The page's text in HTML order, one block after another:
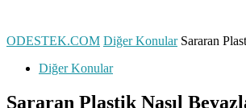
ODESTEK.COM Diğer Konular Sararan
Diğer Konular
Sararan Plastik Nasıl